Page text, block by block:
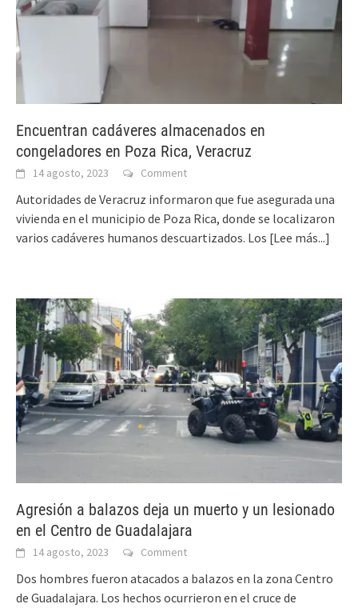
Encuentran cadáveres almacenados en
congeladores en Poza Rica, Veracruz
14 agosto, 2023 Comment
Autoridades de Veracruz informaron que fue asegurada una
vivienda en el municipio de Poza Rica, donde se localizaron
varios cadáveres humanos descuartizados. Los [Lee más...]
Agresión a balazos deja un muerto y un lesionado
en el Centro de Guadalajara
14 agosto, 2023 Comment
Dos hombres fueron atacados a balazos en la zona Centro
de Guadalajara. Los hechos ocurrieron en el cruce de